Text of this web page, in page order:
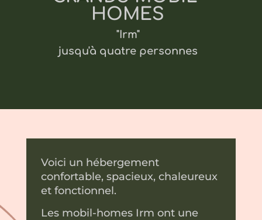
HOMES
"Irm"
jusqu'à quatre personnes
Voici un hébergement
confortable, spacieux, chaleureux
et fonctionnel.
Les mobil-homes Irm ont une